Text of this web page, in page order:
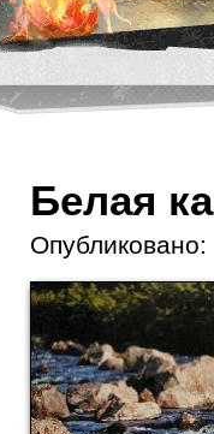
Белая
Опубликовано: